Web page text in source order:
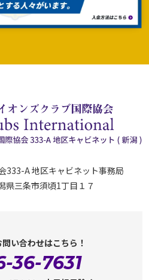
333-A 地区キャビネット事務局
三条市須頃1丁目１７
い合わせはこちら！
36-7631